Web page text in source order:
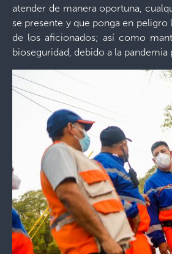
atender de manera oportuna,
se presente y que ponga en peligro
de los aficionados; así como
bioseguridad, debido a la pandemia